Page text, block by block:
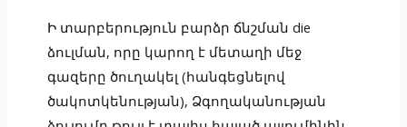
Ի տարբերություն բարձր ճնշման die
ձուլման, որը կարող է մետաղի մեջ
գազերը ծուղակել (հանգեցնելով
ծակոտկենության), Ձգողականության